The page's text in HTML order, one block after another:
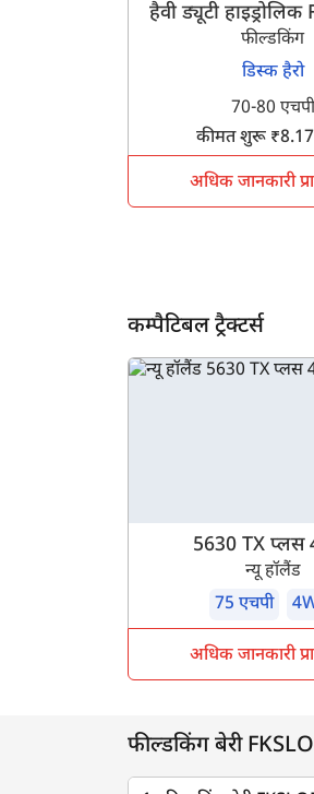
हैवी ड्यूटी
26-18
फील्डकिंग
डिस्क हैरो
70-80 एचपी
कीमत शुरू
अधिक जानकारी
कम्पैटिबल ट्रैक्टर्स
5630 TX प्लस
न्यू हॉलैंड
75 एचपी
अधिक जानकारी
फील्डकिंग बेरी